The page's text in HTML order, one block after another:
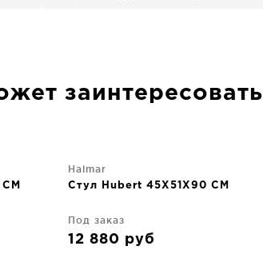
заинтересовать
Halmar
Стул Hubert 45X51X90 CM
Под заказ
12 880 руб